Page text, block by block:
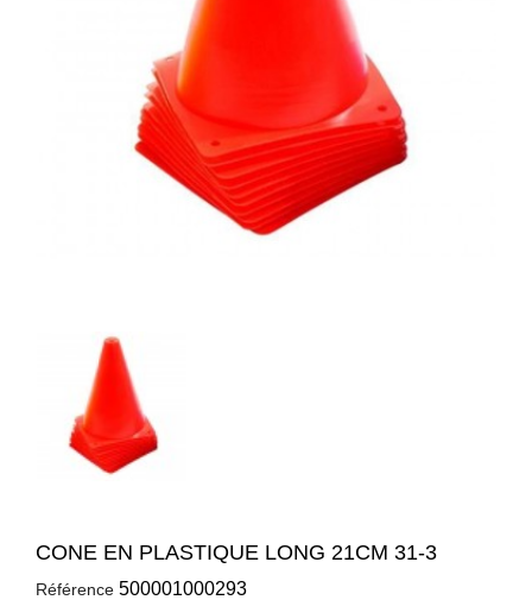
CONE EN PLASTIQUE LONG 21CM 31-3
Référence 500001000293